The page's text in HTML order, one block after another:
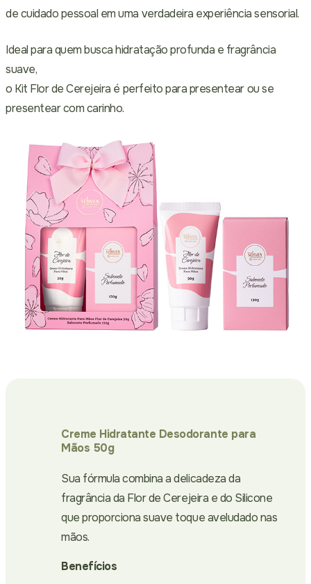
de cuidado pessoal em uma verdadeira experiência sensorial.
Ideal para quem busca hidratação profunda e fragrância
suave,
o Kit Flor de Cerejeira é perfeito para presentear ou se
presentear com carinho.
Creme Hidratante Desodorante para
Mãos 50g
Sua fórmula combina a delicadeza da
fragrância da Flor de Cerejeira e do Silicone
que proporciona suave toque aveludado nas
mãos.
Benefícios